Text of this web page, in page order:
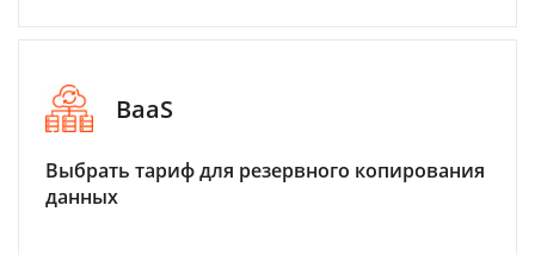
BaaS
Выбрать тариф для резервного копирования
данных